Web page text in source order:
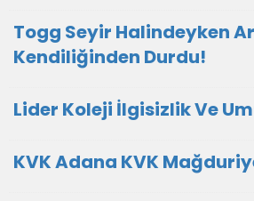
Togg Seyir Halindeyken
Kendiliğinden Durdu!
Lider Koleji İlgisizlik Ve
KVK Adana KVK